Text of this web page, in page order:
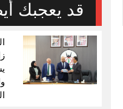
قد يعجبك